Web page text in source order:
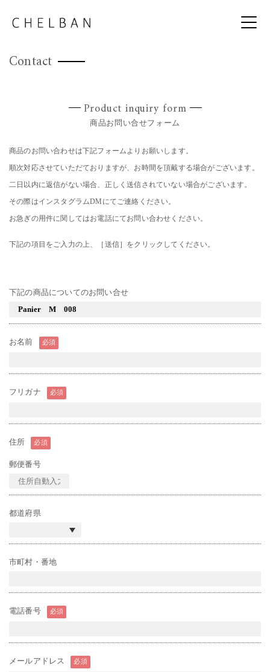
Contact
Product inquiry form
商品お問い合せフォーム
商品のお問い合わせは下記フォームよりお願いします。
順次対応させていただておりますが、お時間を頂戴する場合がございます。
二日以内に返信がない場合、正しく送信されていない場合がございます。
その際はインスタグラムDMにてご連絡ください。
お急ぎの用件に関してはお電話にてお問い合わせください。
下記の項目をご入力の上、［送信］をクリックしてください。
下記の商品についてのお問い合せ
お名前 必須
フリガナ 必須
住所 必須
郵便番号
都道府県
市町村・番地
電話番号 必須
メールアドレス 必須